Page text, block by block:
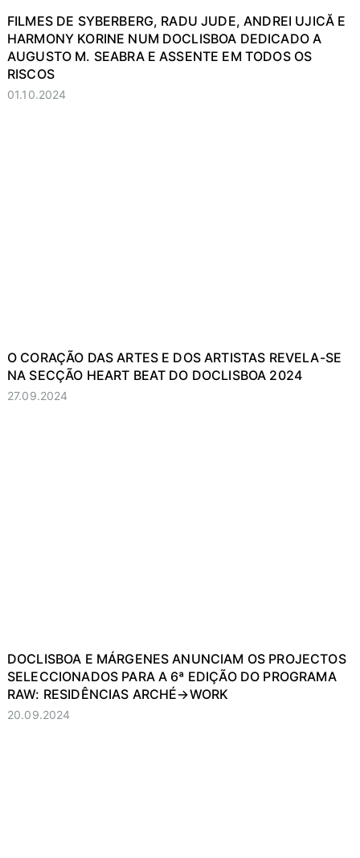
FILMES DE SYBERBERG, RADU JUDE, ANDREI UJICĂ E
HARMONY KORINE NUM DOCLISBOA DEDICADO A
AUGUSTO M. SEABRA E ASSENTE EM TODOS OS
RISCOS
01.10.2024
O CORAÇÃO DAS ARTES E DOS ARTISTAS REVELA-SE
NA SECÇÃO HEART BEAT DO DOCLISBOA 2024
27.09.2024
DOCLISBOA E MÁRGENES ANUNCIAM OS PROJECTOS
SELECCIONADOS PARA A 6ª EDIÇÃO DO PROGRAMA
RAW: RESIDÊNCIAS ARCHÉ→WORK
20.09.2024